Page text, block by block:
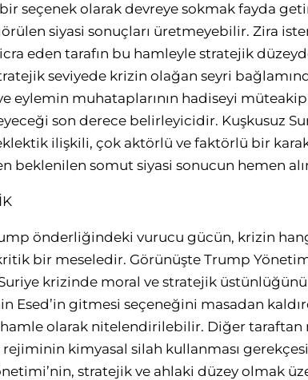
seçenek olarak devreye sokmak fayda
siyasi sonuçları üretmeyebilir. Zira
eden tarafın bu hamleyle stratejik
seviyede krizin olağan seyri
eylemin muhataplarının hadiseyi
son derece belirleyicidir. Kuşkusuz
ilişkili, çok aktörlü ve faktörlü bir
beklenilen somut siyasi sonucun hemen
önderliğindeki vurucu gücün, krizin
bir meseledir. Görünüşte Trump
krizinde moral ve stratejik üstünlüğünü
Esed’in gitmesi seçeneğini masadan
olarak nitelendirilebilir. Diğer taraftan
kimyasal silah kullanması
stratejik ve ahlaki düzey olmak